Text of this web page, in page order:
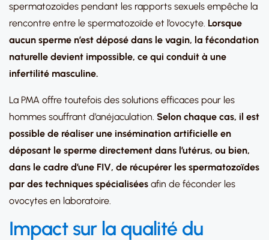
spermatozoïdes pendant les rapports sexuels empêche la
rencontre entre le spermatozoïde et l’ovocyte. Lorsque
aucun sperme n’est déposé dans le vagin, la fécondation
naturelle devient impossible, ce qui conduit à une
infertilité masculine.
La PMA offre toutefois des solutions efficaces pour les
hommes souffrant d’anéjaculation. Selon chaque cas, il est
possible de réaliser une insémination artificielle en
déposant le sperme directement dans l’utérus, ou bien,
dans le cadre d’une FIV, de récupérer les spermatozoïdes
par des techniques spécialisées afin de féconder les
ovocytes en laboratoire.
Impact sur la qualité du